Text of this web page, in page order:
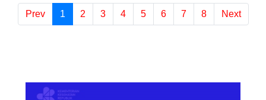
Prev 1 (current)
2 3 4 5 6 7 8 Next